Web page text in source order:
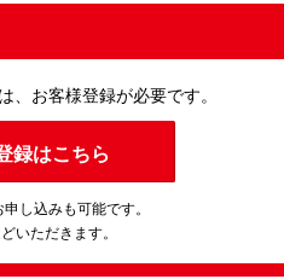
、お客様登録が必要です。
録はこちら
し込みも可能です。
いただきます。